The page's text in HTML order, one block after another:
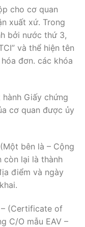
cho cơ quan
xuất xứ. Trong
bởi nước thứ 3,
và thể hiện tên
đơn. các khóa
Giấy chứng
cơ quan được ủy
bên là – Cộng
còn lại là thành
điểm và ngày
– (Certificate of
C/O mẫu EAV –